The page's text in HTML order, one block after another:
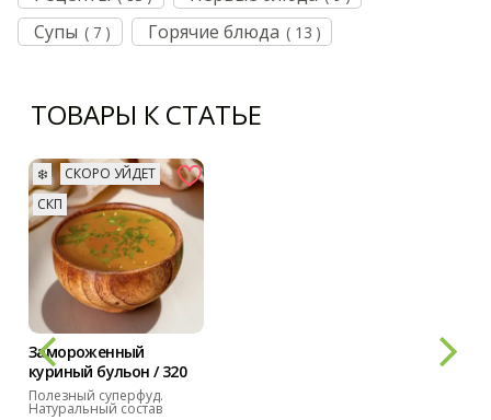
Супы ( 7 ) Горячие блюда ( 13 )
ТОВАРЫ К СТАТЬЕ
❄️
СКОРО УЙДЕТ
СКП
Замороженный
куриный бульон / 320
мл
Полезный суперфуд.
Натуральный состав